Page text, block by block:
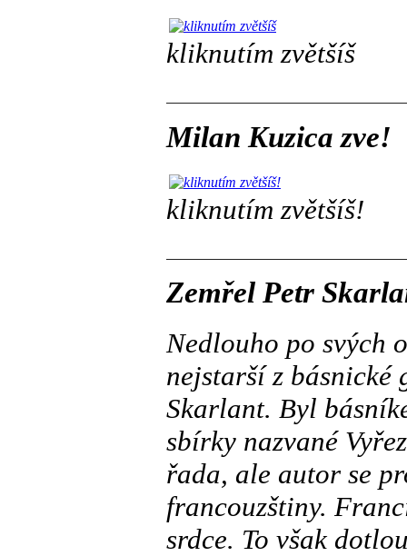
kliknutím zvětšíš
Milan Kuzica zve!
kliknutím zvětšíš!
Zemřel Petr
Nedlouho po svých
nejstarší z básnické
Skarlant. Byl
sbírky nazvané
řada, ale autor se
francouzštiny.
srdce. To však